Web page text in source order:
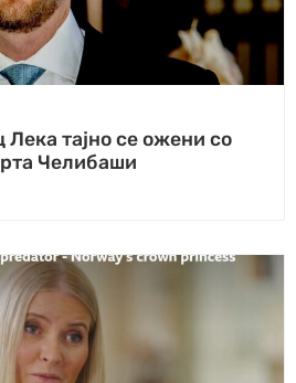
тајно се ожени со
Челибаши